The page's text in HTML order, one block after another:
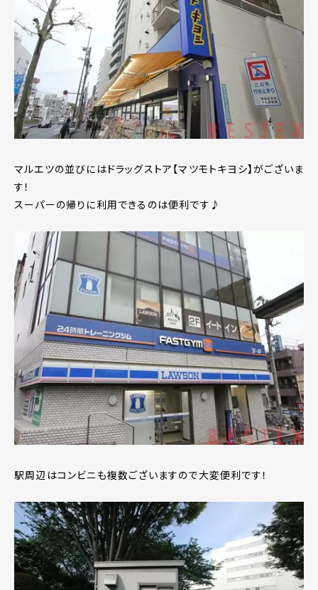
マルエツの並びにはドラッグストア【マツモトキヨシ】がございま
す！
スーパーの帰りに利用できるのは便利です♪
駅周辺はコンビニも複数ございますので大変便利です！